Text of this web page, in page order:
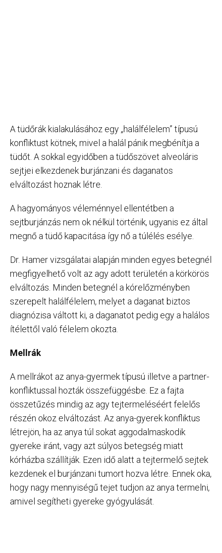
A tüdőrák kialakulásához egy „halálfélelem” típusú
konfliktust kötnek, mivel a halál pánik megbénítja a
tüdőt. A sokkal egyidőben a tüdőszövet alveoláris
sejtjei elkezdenek burjánzani és daganatos
elváltozást hoznak létre.
A hagyományos véleménnyel ellentétben a
sejtburjánzás nem ok nélkül történik, ugyanis ez által
megnő a tüdő kapacitása így nő a túlélés esélye.
Dr. Hamer vizsgálatai alapján minden egyes betegnél
megfigyelhető volt az agy adott területén a körkörös
elváltozás. Minden betegnél a kórelőzményben
szerepelt halálfélelem, melyet a daganat biztos
diagnózisa váltott ki, a daganatot pedig egy a halálos
ítélettől való félelem okozta.
Mellrák
A mellrákot az anya-gyermek típusú illetve a partner-
konfliktussal hozták összefüggésbe. Ez a fajta
összetűzés mindig az agy tejtermeléséért felelős
részén okoz elváltozást. Az anya-gyerek konfliktus
létrejön, ha az anya túl sokat aggodalmaskodik
gyereke iránt, vagy azt súlyos betegség miatt
kórházba szállítják. Ezen idő alatt a tejtermelő sejtek
kezdenek el burjánzani tumort hozva létre. Ennek oka,
hogy nagy mennyiségű tejet tudjon az anya termelni,
amivel segítheti gyereke gyógyulását.